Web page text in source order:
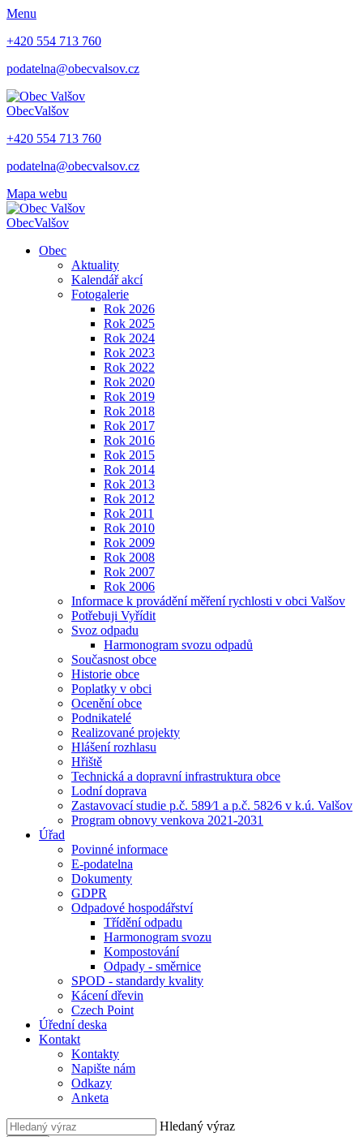
Menu
+420 554 713 760
podatelna@obecvalsov.cz
ObecValšov
+420 554 713 760
podatelna@obecvalsov.cz
Mapa webu
ObecValšov
Obec
Aktuality
Kalendář akcí
Fotogalerie
Rok 2026
Rok 2025
Rok 2024
Rok 2023
Rok 2022
Rok 2020
Rok 2019
Rok 2018
Rok 2017
Rok 2016
Rok 2015
Rok 2014
Rok 2013
Rok 2012
Rok 2011
Rok 2010
Rok 2009
Rok 2008
Rok 2007
Rok 2006
Informace k provádění měření rychlosti v obci Valšov
Potřebuji Vyřídit
Svoz odpadu
Harmonogram svozu odpadů
Současnost obce
Historie obce
Poplatky v obci
Ocenění obce
Podnikatelé
Realizované projekty
Hlášení rozhlasu
Hřiště
Technická a dopravní infrastruktura obce
Lodní doprava
Zastavovací studie p.č. 589⁄1 a p.č. 582⁄6 v k.ú. Valšov
Program obnovy venkova 2021-2031
Úřad
Povinné informace
E-podatelna
Dokumenty
GDPR
Odpadové hospodářství
Třídění odpadu
Harmonogram svozu
Kompostování
Odpady - směrnice
SPOD - standardy kvality
Kácení dřevin
Czech Point
Úřední deska
Kontakt
Kontakty
Napište nám
Odkazy
Anketa
Hledaný výraz